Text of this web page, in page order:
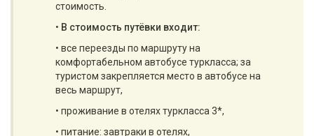
стоимость.
• В стоимость путёвки входит:
• все переезды по маршруту на
комфортабельном автобусе туркласса; за
туристом закрепляется место в автобусе на
весь маршрут,
• проживание в отелях туркласса 3*,
• питание: завтраки в отелях,